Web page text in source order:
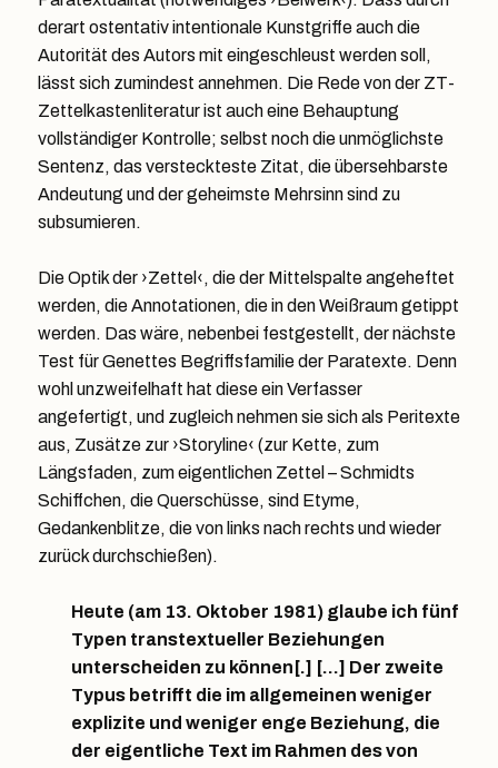
derart ostentativ intentionale Kunstgriffe auch die
Autorität des Autors mit eingeschleust werden soll,
lässt sich zumindest annehmen. Die Rede von der ZT-
Zettelkastenliteratur ist auch eine Behauptung
vollständiger Kontrolle; selbst noch die unmöglichste
Sentenz, das versteckteste Zitat, die übersehbarste
Andeutung und der geheimste Mehrsinn sind zu
subsumieren.
Die Optik der ›Zettel‹, die der Mittelspalte angeheftet
werden, die Annotationen, die in den Weißraum getippt
werden. Das wäre, nebenbei festgestellt, der nächste
Test für Genettes Begriffsfamilie der Paratexte. Denn
wohl unzweifelhaft hat diese ein Verfasser
angefertigt, und zugleich nehmen sie sich als Peritexte
aus, Zusätze zur ›Storyline‹ (zur Kette, zum
Längsfaden, zum eigentlichen Zettel – Schmidts
Schiffchen, die Querschüsse, sind Etyme,
Gedankenblitze, die von links nach rechts und wieder
zurück durchschießen).
Heute (am 13. Oktober 1981) glaube ich fünf
Typen transtextueller Beziehungen
unterscheiden zu können[.] […] Der zweite
Typus betrifft die im allgemeinen weniger
explizite und weniger enge Beziehung, die
der eigentliche Text im Rahmen des von